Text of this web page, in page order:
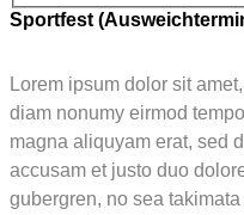
Sportfest
Lorem ipsum dolor sit
diam nonumy eirmod
magna aliquyam erat, sed
accusam et justo duo
gubergren, no sea